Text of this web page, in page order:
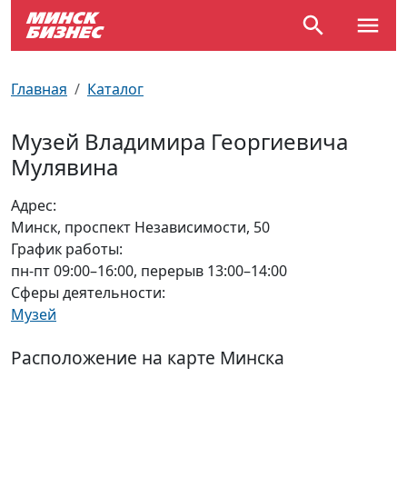
Главная Каталог
Музей Владимира Георгиевича
Мулявина
Адрес:
Минск, проспект Независимости, 50
График работы:
пн-пт 09:00–16:00, перерыв 13:00–14:00
Сферы деятельности:
Музей
Расположение на карте Минска
Возле метро
Почтовые индексы
Улицы Минска
Производственный календарь
Документы для ЗАГСа
Схема метро
Пробки на дорогах
Самолеты